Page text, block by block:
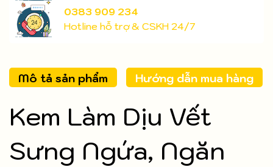
0383 909 234
Hotline hỗ trợ & CSKH 24/7
Mô tả sản phẩm Hướng dẫn mua hàng
Kem Làm Dịu Vết
Sưng Ngứa, Ngăn